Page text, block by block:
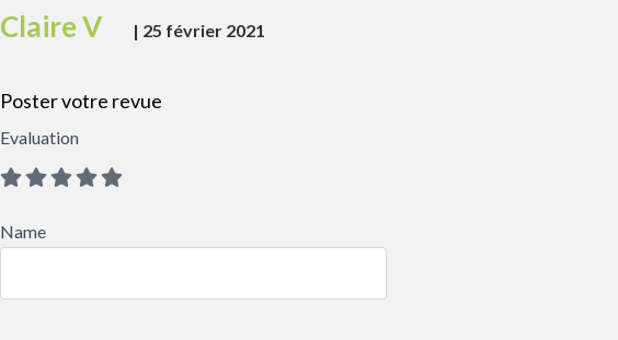
Claire V | 25 février 2021
Poster votre revue
Evaluation
Name